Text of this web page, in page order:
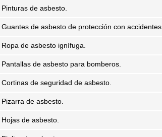
Pinturas de asbesto.
Guantes de asbesto de protección con accidentes.
Ropa de asbesto ignífuga.
Pantallas de asbesto para bomberos.
Cortinas de seguridad de asbesto.
Pizarra de asbesto.
Hojas de asbesto.